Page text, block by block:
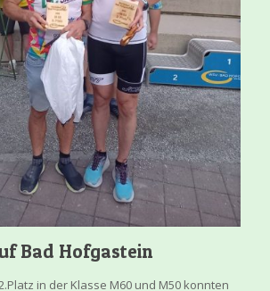
Bad Hofgastein
in der Klasse M60 und M50 konnten